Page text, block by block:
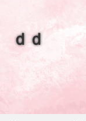
ｄｄ